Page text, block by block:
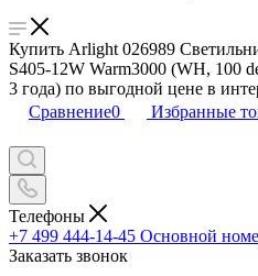
Купить Arlight 026989
S405-12W Warm3000 (WH, 100
3 года) по выгодной цене в
Сравнение0 Избранные
Телефоны
+7 499 444-14-45 Основной
Заказать звонок